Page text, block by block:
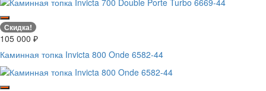
Скидка!
105 000 ₽
Каминная топка Invicta 800 Onde 6582-44